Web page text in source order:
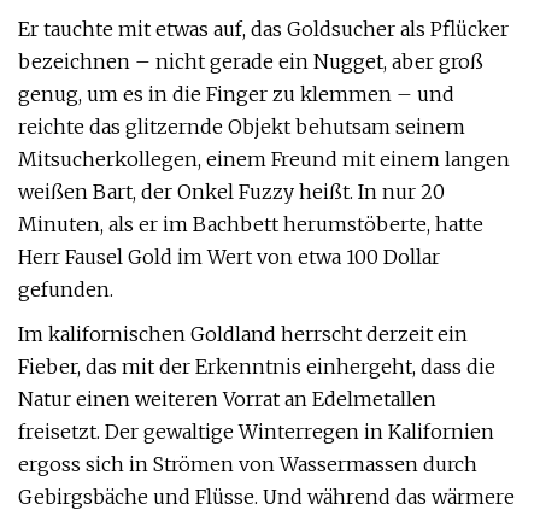
Er tauchte mit etwas auf, das Goldsucher als Pflücker
bezeichnen – nicht gerade ein Nugget, aber groß
genug, um es in die Finger zu klemmen – und
reichte das glitzernde Objekt behutsam seinem
Mitsucherkollegen, einem Freund mit einem langen
weißen Bart, der Onkel Fuzzy heißt. In nur 20
Minuten, als er im Bachbett herumstöberte, hatte
Herr Fausel Gold im Wert von etwa 100 Dollar
gefunden.
Im kalifornischen Goldland herrscht derzeit ein
Fieber, das mit der Erkenntnis einhergeht, dass die
Natur einen weiteren Vorrat an Edelmetallen
freisetzt. Der gewaltige Winterregen in Kalifornien
ergoss sich in Strömen von Wassermassen durch
Gebirgsbäche und Flüsse. Und während das wärmere